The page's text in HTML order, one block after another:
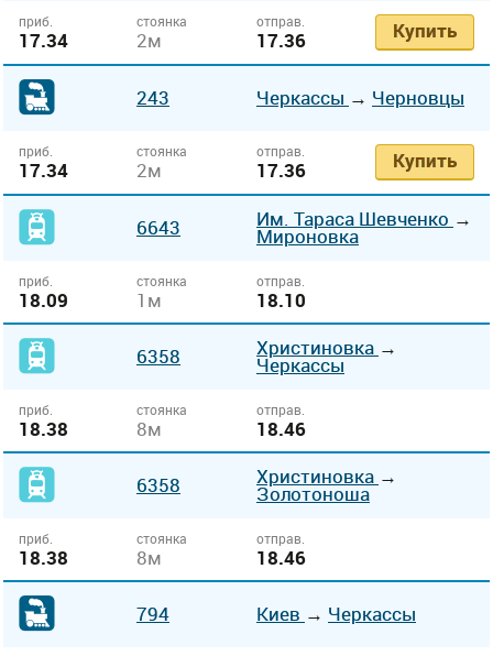
приб.
17.34
стоянка
2м
отправ.
17.36 Купить
243 Черкассы → Черновцы
приб.
17.34
стоянка
2м
отправ.
17.36 Купить
6643 Им. Тараса Шевченко →
Мироновка
приб.
18.09
стоянка
1м
отправ.
18.10
6358 Христиновка →
Черкассы
приб.
18.38
стоянка
8м
отправ.
18.46
6358 Христиновка →
Золотоноша
приб.
18.38
стоянка
8м
отправ.
18.46
794 Киев → Черкассы